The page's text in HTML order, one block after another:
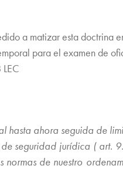
a matizar esta doctrina
para el examen de
hasta ahora seguida de
seguridad jurídica (
de nuestro